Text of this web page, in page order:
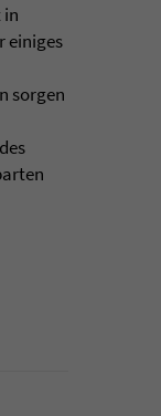
in
einiges
sorgen